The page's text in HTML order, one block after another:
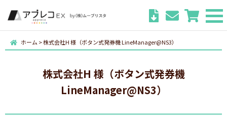
ホーム >株式会社H 様（ボタン式発券機 LineManager@NS3）
株式会社H 様（ボタン式発券機
LineManager@NS3）